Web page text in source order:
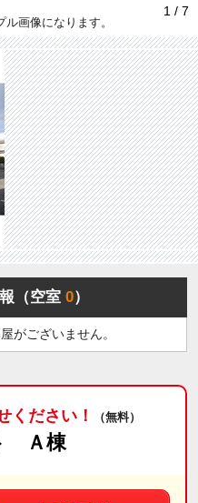
1 / 7
画像になります。
（空室0）
がございません。
ください！ （無料）
Ａ棟